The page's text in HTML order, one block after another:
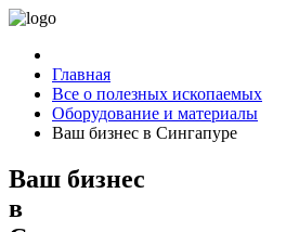
Главная
Все о полезных ископаемых
Оборудование и материалы
Ваш бизнес в Сингапуре
Ваш бизнес
в